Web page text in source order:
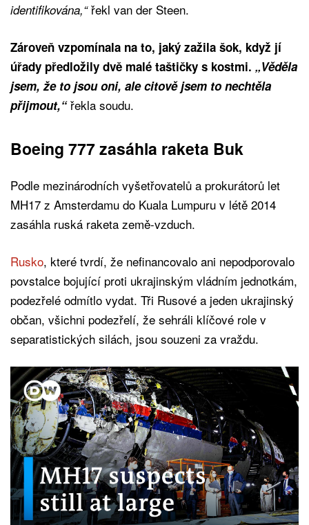
identifikována,“řekl van der Steen.
Zároveň vzpomínala na to, jaký zažila šok, když jí
úřady předložily dvě malé taštičky s kostmi. „Věděla
jsem, že to jsou oni, ale citově jsem to nechtěla
přijmout,“řekla soudu.
Boeing 777 zasáhla raketa Buk
Podle mezinárodních vyšetřovatelů a prokurátorů let
MH17 z Amsterdamu do Kuala Lumpuru v létě 2014
zasáhla ruská raketa země-vzduch.
Rusko, které tvrdí, že nefinancovalo ani nepodporovalo
povstalce bojující proti ukrajinským vládním jednotkám,
podezřelé odmítlo vydat. Tři Rusové a jeden ukrajinský
občan, všichni podezřelí, že sehráli klíčové role v
separatistických silách, jsou souzeni za vraždu.